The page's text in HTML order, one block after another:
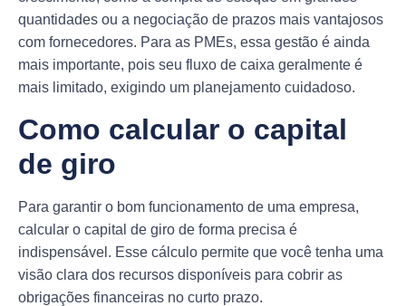
quantidades ou a negociação de prazos mais vantajosos
com fornecedores. Para as PMEs, essa gestão é ainda
mais importante, pois seu fluxo de caixa geralmente é
mais limitado, exigindo um planejamento cuidadoso.
Como calcular o capital
de giro
Para garantir o bom funcionamento de uma empresa,
calcular o capital de giro de forma precisa é
indispensável. Esse cálculo permite que você tenha uma
visão clara dos recursos disponíveis para cobrir as
obrigações financeiras no curto prazo.